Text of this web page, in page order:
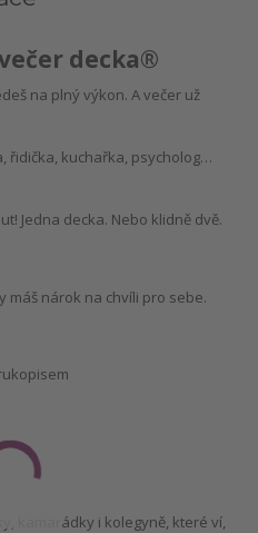
decka®
na plný výkon. A večer už
řidička, kuchařka, psycholog…
Jedna decka. Nebo klidně dvě.
máš nárok na chvíli pro sebe.
kamarádky i kolegyně, které ví,